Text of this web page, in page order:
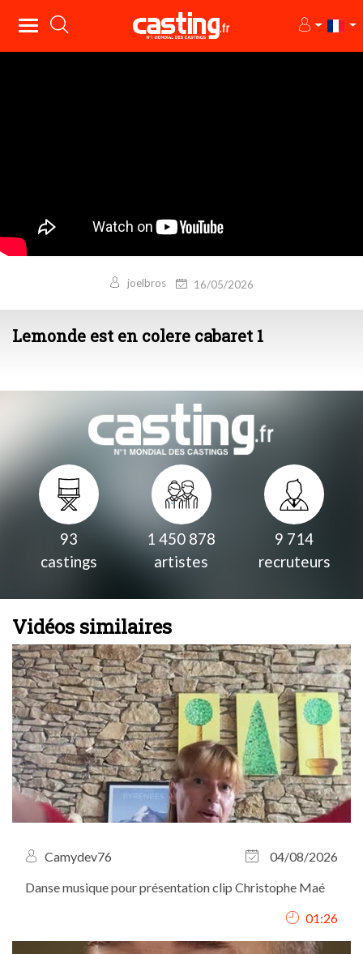
joelbros 16/05/2026
Lemonde est en colere cabaret 1
93
castings
1 450 878
artistes
9 714
recruteurs
Vidéos similaires
Camydev76
04/08/2026
Danse musique pour présentation clip Christophe Maé
01:26